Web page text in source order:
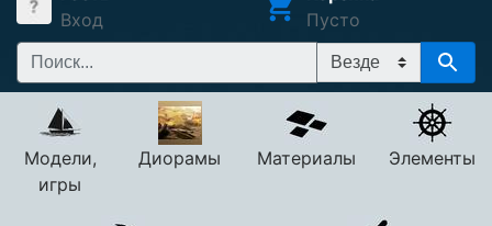
Вход
Пусто
Модели,
игры
Диорамы Материалы Элементы